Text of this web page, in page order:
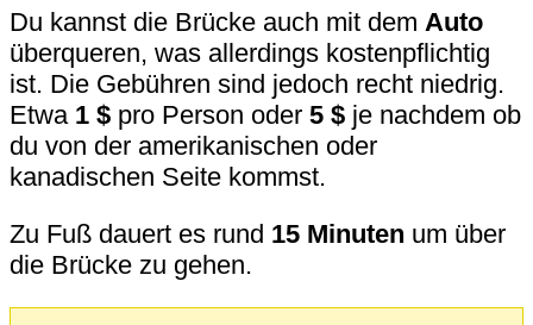
Du kannst die Brücke auch mit dem Auto
überqueren, was allerdings kostenpflichtig
ist. Die Gebühren sind jedoch recht niedrig.
Etwa 1 $ pro Person oder 5 $ je nachdem ob
du von der amerikanischen oder
kanadischen Seite kommst.
Zu Fuß dauert es rund 15 Minuten um über
die Brücke zu gehen.